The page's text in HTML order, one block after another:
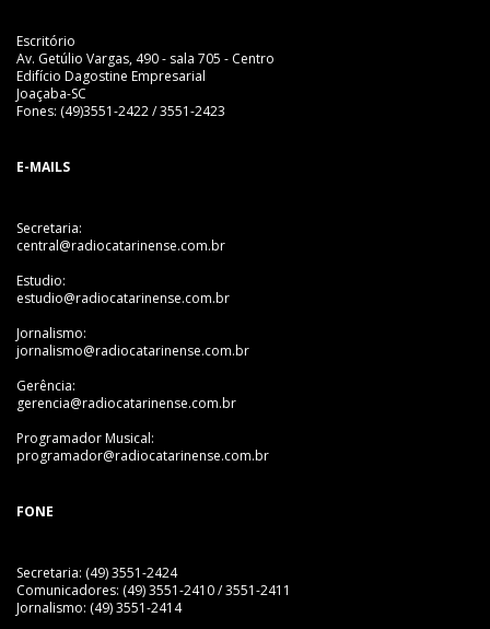
Escritório
Av. Getúlio Vargas, 490 - sala 705 - Centro
Edifício Dagostine Empresarial
Joaçaba-SC
Fones: (49)3551-2422 / 3551-2423
E-MAILS
Secretaria:
central@radiocatarinense.com.br
Estudio:
estudio@radiocatarinense.com.br
Jornalismo:
jornalismo@radiocatarinense.com.br
Gerência:
gerencia@radiocatarinense.com.br
Programador Musical:
programador@radiocatarinense.com.br
FONE
Secretaria: (49) 3551-2424
Comunicadores: (49) 3551-2410 / 3551-2411
Jornalismo: (49) 3551-2414